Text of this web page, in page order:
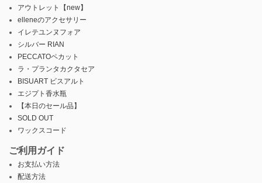
アウトレット【new】
elleneのアクセサリー
イレテユンヌフォア
シルバー RIAN
PECCATOペカット
ラ・プランタカクタセア
BISUART ビスアルト
エジプト香水瓶
【本日のセール品】
SOLD OUT
ワックスコード
ご利用ガイド
お支払い方法
配送方法